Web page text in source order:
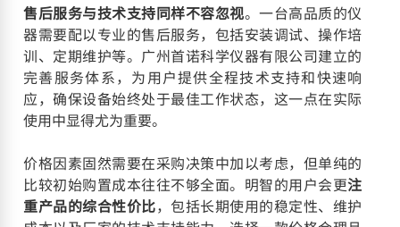
售后服务与技术支持同样不容忽视。一台高品质的仪
器需要配以专业的售后服务，包括安装调试、操作培
训、定期维护等。广州首诺科学仪器有限公司建立的
完善服务体系，为用户提供全程技术支持和快速响
应，确保设备始终处于最佳工作状态，这一点在实际
使用中显得尤为重要。
价格因素固然需要在采购决策中加以考虑，但单纯的
比较初始购置成本往往不够全面。明智的用户会更注
重产品的综合性价比，包括长期使用的稳定性、维护